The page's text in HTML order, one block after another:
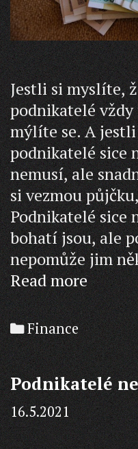
Jestli si myslíte,
podnikatelé
mýlíte se. A
podnikatelé sice
nemusí, ale
si vezmou
Podnikatelé sice
bohatí jsou, ale
nepomůže jim
Read moreSehnat
půjčku
bývá
Categories
Finance
Podnikatelé
16.5.2021